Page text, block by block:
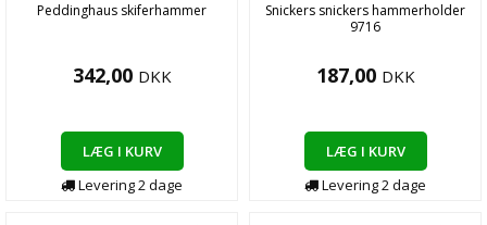
Peddinghaus skiferhammer
342,00 DKK
LÆG I KURV
Levering2dage
Snickers snickers hammerholder
9716
187,00 DKK
LÆG I KURV
Levering2dage